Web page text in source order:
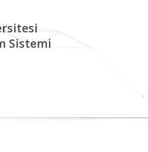
Sistemi